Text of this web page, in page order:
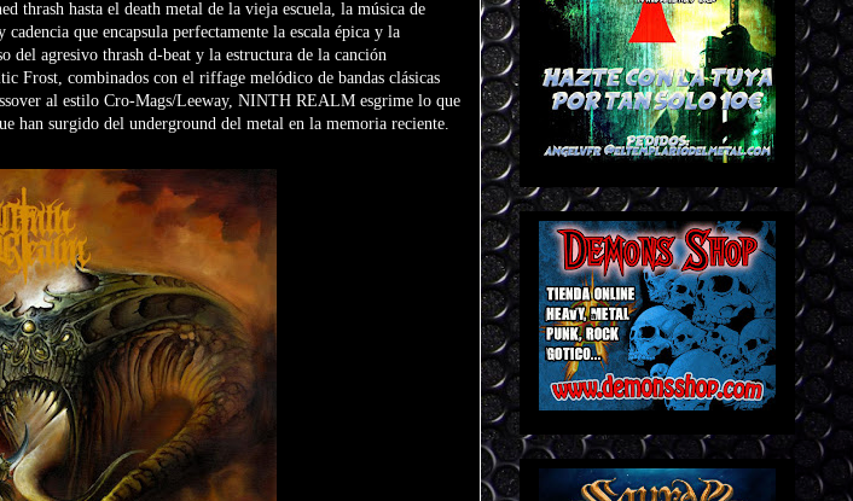
thrash hasta el death metal de la vieja escuela, la música de
que encapsula perfectamente la escala épica y la
del agresivo thrash d-beat y la estructura de la canción
Frost, combinados con el riffage melódico de bandas clásicas
al estilo Cro-Mags/Leeway, NINTH REALM esgrime lo que
han surgido del underground del metal en la memoria reciente.